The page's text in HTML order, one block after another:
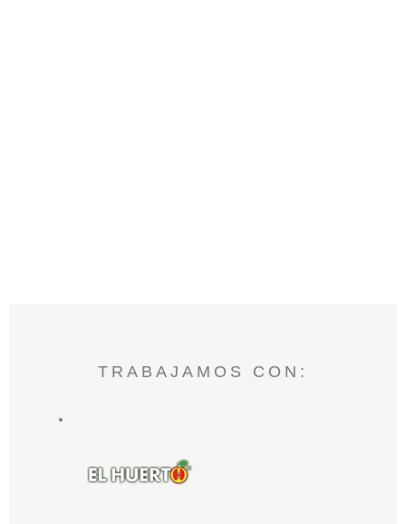
TRABAJAMOS CON: